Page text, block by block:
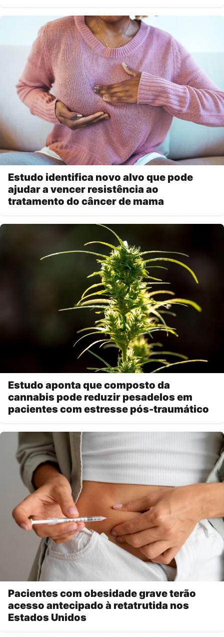
Estudo identifica novo alvo que pode
ajudar a vencer resistência ao
tratamento do câncer de mama
Estudo aponta que composto da
cannabis pode reduzir pesadelos em
pacientes com estresse pós-traumático
Pacientes com obesidade grave terão
acesso antecipado à retatrutida nos
Estados Unidos